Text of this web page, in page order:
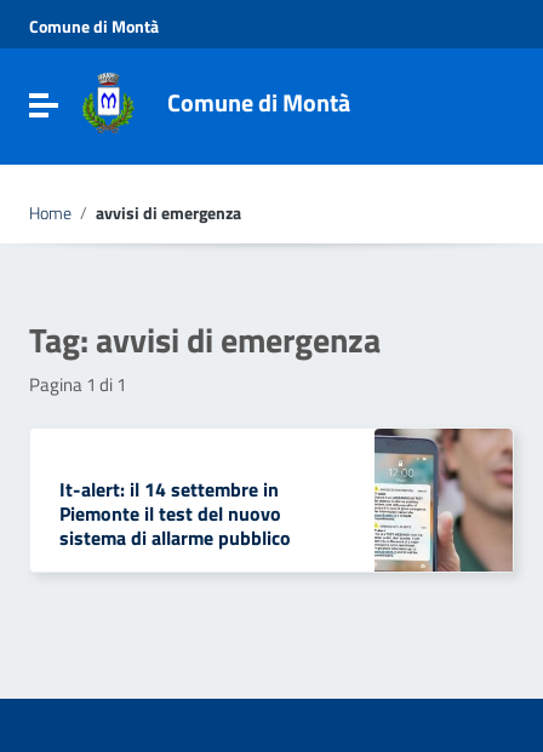
Vai al menu di navigazione
Vai al footer
Comune di Montà
Toggle navigationComune di Montà
Home / avvisi di emergenza
Tag:avvisi di emergenza
Pagina 1 di 1
It-alert: il 14 settembre in
Piemonte il test del nuovo
sistema di allarme pubblico